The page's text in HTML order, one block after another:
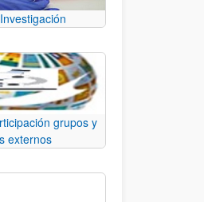
grupos y
externos